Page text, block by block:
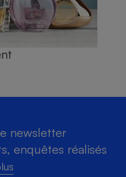
newsletter
enquêtes réalisés